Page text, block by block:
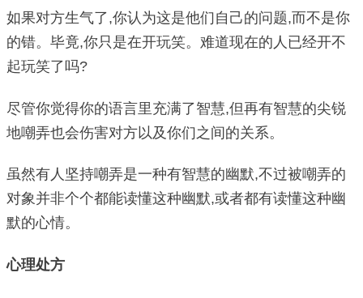
如果对方生气了,你认为这是他们自己的问题,而不是你
的错。毕竟,你只是在开玩笑。难道现在的人已经开不
起玩笑了吗?
尽管你觉得你的语言里充满了智慧,但再有智慧的尖锐
地嘲弄也会伤害对方以及你们之间的关系。
虽然有人坚持嘲弄是一种有智慧的幽默,不过被嘲弄的
对象并非个个都能读懂这种幽默,或者都有读懂这种幽
默的心情。
心理处方